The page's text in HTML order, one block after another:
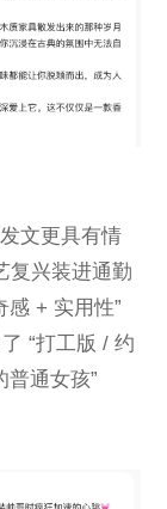
文更具有情
复兴装进通勤
感 + 实用性”
“打工版 / 约
普通女孩”